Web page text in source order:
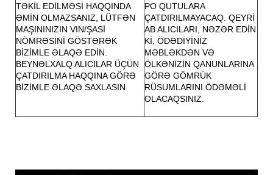
TƏKİL EDİLMƏSİ HAQQINDA
ƏMİN OLMAZSANIZ, LÜTFƏN
MAŞININIZIN VIN/ŞASİ
NÖMRƏSİNİ GÖSTƏRƏK
BİZİMLE ƏLAQƏ EDİN.
BEYNƏLXALQ ALICILAR ÜÇÜN
ÇATDIRILMA HAQQINA GÖRƏ
BİZİMLE ƏLAQƏ SAXLASIN
PO QUTULARA
ÇATDIRILMAYACAQ. QEYRİ
AB ALICILARI, NƏZƏR EDİN
Kİ, ÖDƏDİYİNİZ
MƏBLƏKDƏN VƏ
ÖLKƏNİZİN QANUNLARINA
GÖRƏ GÖMRÜK
RÜSUMLARINI ÖDƏMƏLİ
OLACAQSINIZ.